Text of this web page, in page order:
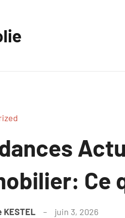
Ce
KESTEL juin 3, 2026